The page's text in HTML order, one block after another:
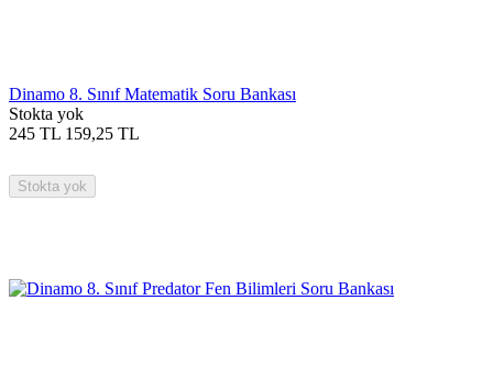
Dinamo 8. Sınıf Matematik Soru Bankası
Stokta yok
245 TL 159,25 TL
Stokta yok